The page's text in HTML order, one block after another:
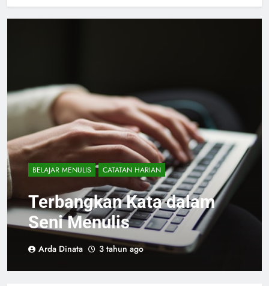
BELAJAR MENULIS CATATAN HARIAN
Terbangkan Kata dalam
Seni Menulis
Arda Dinata 3 tahun ago